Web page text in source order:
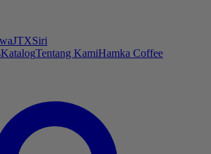
JTXSiri
KatalogTentang KamiHamka Coffee